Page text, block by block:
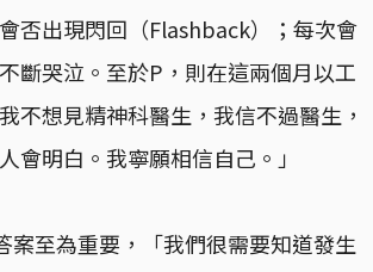
否出現閃回（Flashback）；每次會
斷哭泣。至於P，則在這兩個月以工
不想見精神科醫生，我信不過醫生，
會明白。我寧願相信自己。」
案至為重要，「我們很需要知道發生